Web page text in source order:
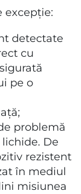
excepție:
detectate
cu
pe o
problemă
De
rezistent
în mediul
misiunea